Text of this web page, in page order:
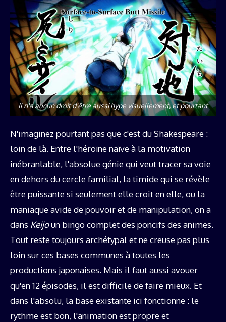
Il n'a aucun droit d'être aussi hype visuellement, et pourtant
N'imaginez pourtant pas que c'est du Shakespeare :
loin de là. Entre l'héroïne naïve à la motivation
inébranlable, l'absolue génie qui veut tracer sa voie
en dehors du cercle familial, la timide qui se révèle
être puissante si seulement elle croit en elle, ou la
maniaque avide de pouvoir et de manipulation, on a
dans Keijoun bingo complet des poncifs des animes.
Tout reste toujours archétypal et ne creuse pas plus
loin sur ces bases communes à toutes les
productions japonaises. Mais il faut aussi avouer
qu'en 12 épisodes, il est difficile de faire mieux. Et
dans l'absolu, la base existante ici fonctionne : le
rythme est bon, l'animation est propre et